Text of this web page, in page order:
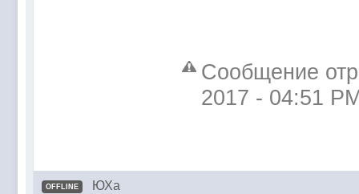
Сообщение
2017 - 04:51
OFFLINE ЮХа